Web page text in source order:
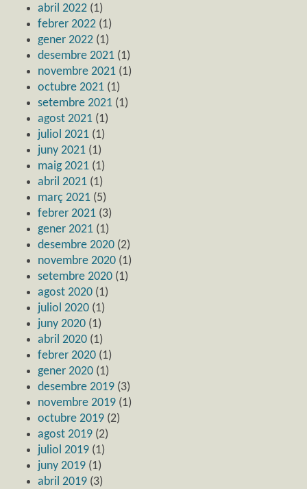
abril 2022 (1)
febrer 2022 (1)
gener 2022 (1)
desembre 2021 (1)
novembre 2021 (1)
octubre 2021 (1)
setembre 2021 (1)
agost 2021 (1)
juliol 2021 (1)
juny 2021 (1)
maig 2021 (1)
abril 2021 (1)
març 2021 (5)
febrer 2021 (3)
gener 2021 (1)
desembre 2020 (2)
novembre 2020 (1)
setembre 2020 (1)
agost 2020 (1)
juliol 2020 (1)
juny 2020 (1)
abril 2020 (1)
febrer 2020 (1)
gener 2020 (1)
desembre 2019 (3)
novembre 2019 (1)
octubre 2019 (2)
agost 2019 (2)
juliol 2019 (1)
juny 2019 (1)
abril 2019 (3)